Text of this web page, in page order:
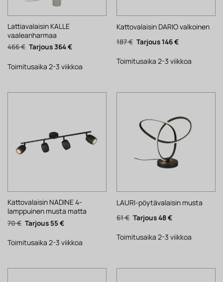
Lattiavalaisin KALLE
vaaleanharmaa
466€ Alkuperäinen
hinta
466 €.
364€Nykyinen
364 €.
Toimitusaika 2-3 viikkoa
Kattovalaisin DARIO valkoinen
187€ Alkuperäinen
hinta
187 €.
146€Nykyinen
146 €.
Toimitusaika 2-3 viikkoa
Kattovalaisin NADINE 4-
lamppuinen musta matta
70€ Alkuperäinen
hinta
70 €.
55€Nykyinen
55 €.
Toimitusaika 2-3 viikkoa
LAURI-pöytävalaisin musta
61€ Alkuperäinen
hinta
61 €.
48€Nykyinen
48 €.
Toimitusaika 2-3 viikkoa